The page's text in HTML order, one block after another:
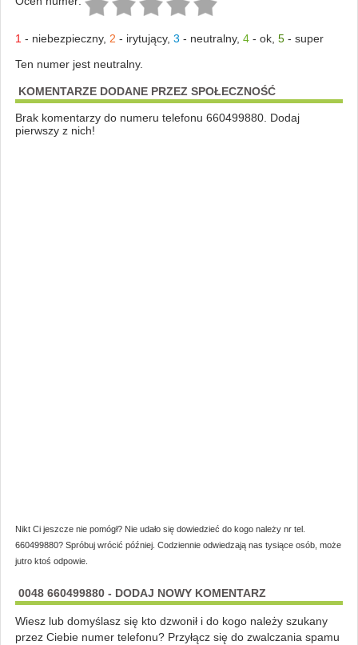
1 - niebezpieczny, 2 - irytujący, 3 - neutralny, 4- ok, 5- super
Ten numer jest neutralny.
KOMENTARZE DODANE PRZEZ SPOŁECZNOŚĆ
Brak komentarzy do numeru telefonu 660499880. Dodaj
pierwszy z nich!
Nikt Ci jeszcze nie pomógł? Nie udało się dowiedzieć do kogo należy nr tel.
660499880? Spróbuj wrócić później. Codziennie odwiedzają nas tysiące osób, może
jutro ktoś odpowie.
0048 660499880 - DODAJ NOWY KOMENTARZ
Wiesz lub domyślasz się kto dzwonił i do kogo należy szukany
przez Ciebie numer telefonu? Przyłącz się do zwalczania spamu